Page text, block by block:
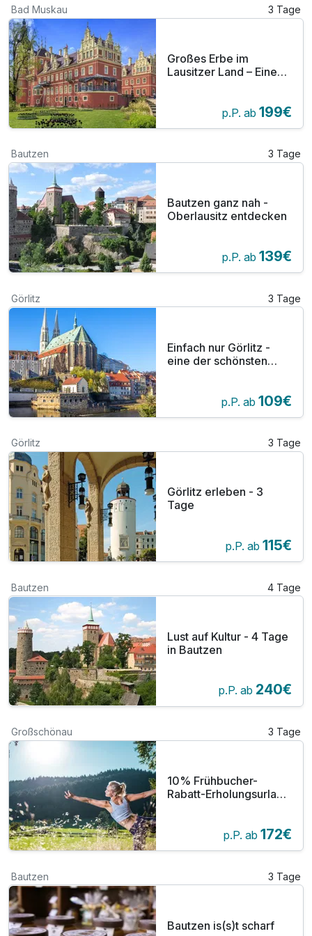
Bad Muskau 3 Tage
Großes Erbe im
Lausitzer Land – Eine
p.P. ab 199€
Bautzen 3 Tage
Bautzen ganz nah -
Oberlausitz entdecken
p.P. ab 139€
Görlitz 3 Tage
Einfach nur Görlitz -
eine der schönsten
p.P. ab 109€
Görlitz 3 Tage
Görlitz erleben - 3
Tage
p.P. ab 115€
Bautzen 4 Tage
Lust auf Kultur - 4 Tage
in Bautzen
p.P. ab 240€
Großschönau 3 Tage
10% Frühbucher-
Rabatt-Erholungsurlaub
p.P. ab 172€
Bautzen 3 Tage
Bautzen is(s)t scharf